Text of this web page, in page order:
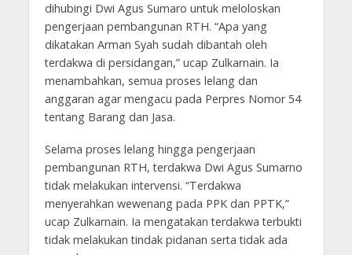
dihubingi Dwi Agus Sumaro untuk meloloskan
pengerjaan pembangunan RTH. “Apa yang
dikatakan Arman Syah sudah dibantah oleh
terdakwa di persidangan,” ucap Zulkarnain. Ia
menambahkan, semua proses lelang dan
anggaran agar mengacu pada Perpres Nomor 54
tentang Barang dan Jasa.
Selama proses lelang hingga pengerjaan
pembangunan RTH, terdakwa Dwi Agus Sumarno
tidak melakukan intervensi. “Terdakwa
menyerahkan wewenang pada PPK dan PPTK,”
ucap Zulkarnain. Ia mengatakan terdakwa terbukti
tidak melakukan tindak pidanan serta tidak ada